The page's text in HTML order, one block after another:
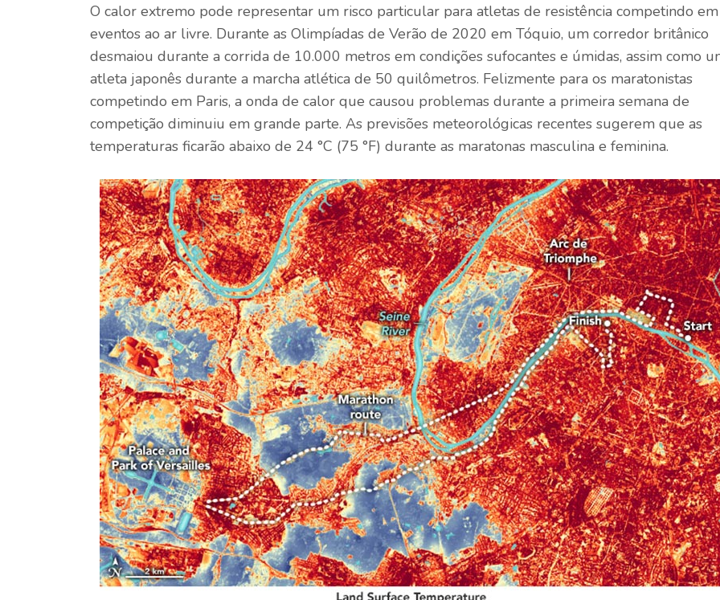
O calor extremo pode representar um risco particular para atletas de resistência competindo em
eventos ao ar livre. Durante as Olimpíadas de Verão de 2020 em Tóquio, um corredor britânico
desmaiou durante a corrida de 10.000 metros em condições sufocantes e úmidas, assim como
atleta japonês durante a marcha atlética de 50 quilômetros. Felizmente para os maratonistas
competindo em Paris, a onda de calor que causou problemas durante a primeira semana de
competição diminuiu em grande parte. As previsões meteorológicas recentes sugerem que as
temperaturas ficarão abaixo de 24 °C (75 °F) durante as maratonas masculina e feminina.